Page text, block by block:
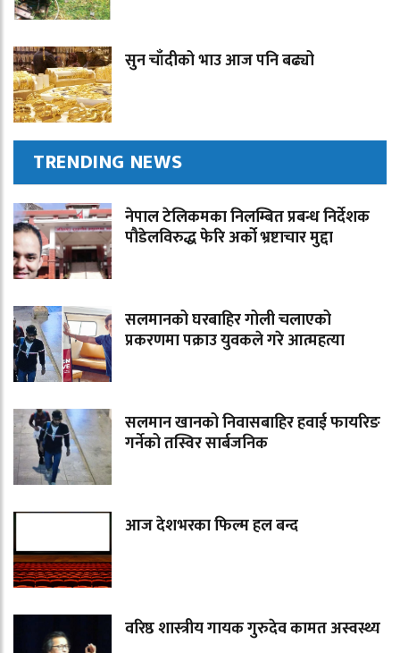
सुन चाँदीको भाउ आज पनि बढ्यो
TRENDING NEWS
नेपाल टेलिकमका निलम्बित प्रबन्ध निर्देशक
पौडेलविरुद्ध फेरि अर्को भ्रष्टाचार मुद्दा
सलमानको घरबाहिर गोली चलाएको
प्रकरणमा पक्राउ युवकले गरे आत्महत्या
सलमान खानको निवासबाहिर हवाई फायरिङ
गर्नेको तस्विर सार्बजनिक
आज देशभरका फिल्म हल बन्द
वरिष्ठ शास्त्रीय गायक गुरुदेव कामत अस्वस्थ्य